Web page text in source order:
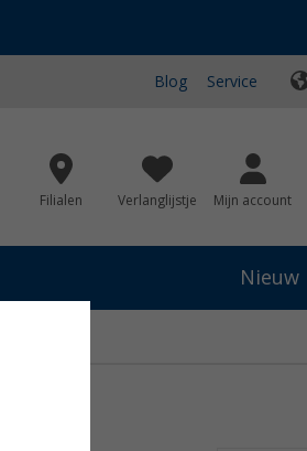
Blog Service
Filialen Verlanglijstje Mijn account
Nieuw